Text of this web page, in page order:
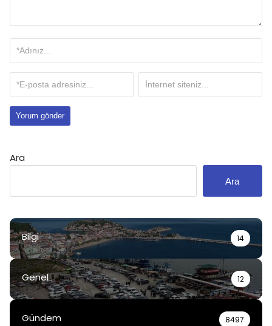
Ara
Ara
Bilgi 14
Genel 12
Gündem 8497